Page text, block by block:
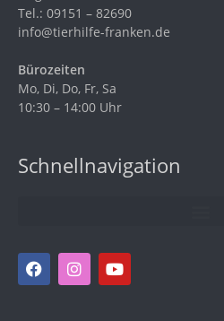
Tel.: 09151 – 82690
info@tierhilfe-franken.de
Bürozeiten
Mo, Di, Do, Fr, Sa
10:30 – 14:00 Uhr
Schnellnavigation